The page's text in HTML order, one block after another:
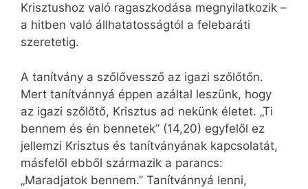
Krisztushoz való ragaszkodása megnyilatkozik –
a hitben való állhatatosságtól a felebaráti
szeretetig.
A tanítvány a szőlővessző az igazi szőlőtőn.
Mert tanítvánnyá éppen azáltal leszünk, hogy
az igazi szőlőtő, Krisztus ad nekünk életet. „Ti
bennem és én bennetek” (14,20) egyfelől ez
jellemzi Krisztus és tanítványának kapcsolatát,
másfelől ebből származik a parancs:
„Maradjatok bennem.” Tanítvánnyá lenni,